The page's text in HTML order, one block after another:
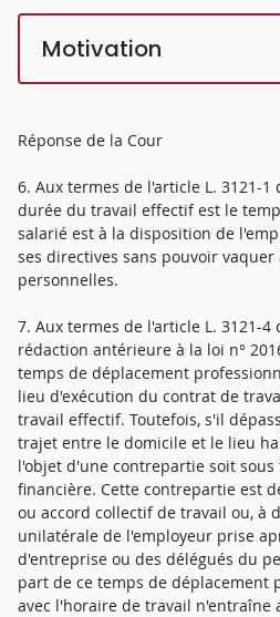
Motivation
Réponse de la Cour
6. Aux termes de l'article L. 3121-
durée du travail effectif est le
salarié est à la disposition de
ses directives sans pouvoir vaquer
personnelles.
7. Aux termes de l'article L. 3121-4
rédaction antérieure à la loi n°
temps de déplacement
lieu d'exécution du contrat de
travail effectif. Toutefois, s'il
trajet entre le domicile et le lieu
l'objet d'une contrepartie soit
financière. Cette contrepartie est
ou accord collectif de travail ou, à
unilatérale de l'employeur prise
d'entreprise ou des délégués du
part de ce temps de déplacement
avec l'horaire de travail n'entraîne